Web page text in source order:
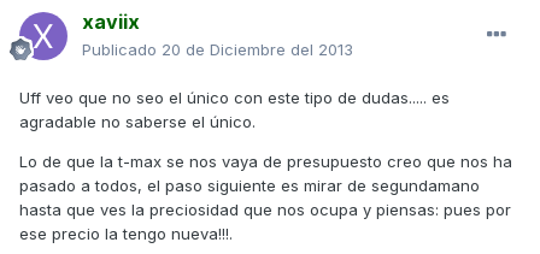
xaviix
Publicado 20 de Diciembre del 2013
Uff veo que no seo el único con este tipo de dudas..... es
agradable no saberse el único.
Lo de que la t-max se nos vaya de presupuesto creo que nos ha
pasado a todos, el paso siguiente es mirar de segundamano
hasta que ves la preciosidad que nos ocupa y piensas: pues por
ese precio la tengo nueva!!!.